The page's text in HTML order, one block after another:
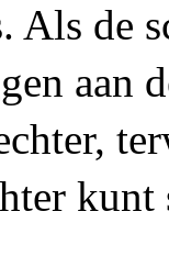
Als de
aan
kunt